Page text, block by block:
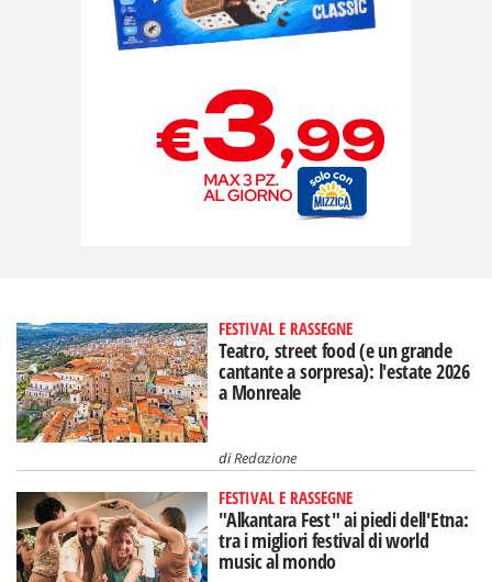
FESTIVAL E RASSEGNE
Teatro, street food (e un grande
cantante a sorpresa): l'estate 2026
a Monreale
diRedazione
FESTIVAL E RASSEGNE
"Alkantara Fest" ai piedi dell'Etna:
tra i migliori festival di world
music al mondo